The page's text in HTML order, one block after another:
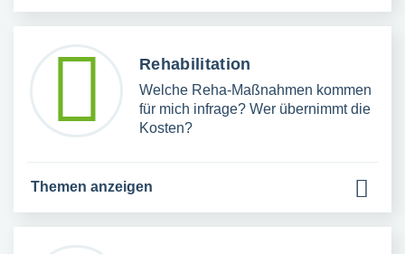
Rehabilitation
Welche Reha-Maßnahmen kommen
für mich infrage? Wer übernimmt die
Kosten?
Themen anzeigen